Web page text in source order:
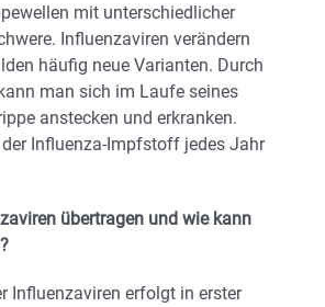
mit unterschiedlicher
Influenzaviren verändern
häufig neue Varianten. Durch
man sich im Laufe seines
anstecken und erkranken.
Influenza-Impfstoff jedes Jahr
übertragen und wie kann
Influenzaviren erfolgt in erster